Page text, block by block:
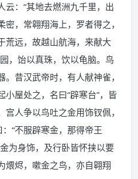
云：“其地去燃洲九千里，出
，常翱翔海上，罗者得之，
荒远，故越山航海，来献大
，饴以真珠，饮以龟脑。鸟
昔汉武帝时，有人献神雀，
屋处之，名曰“辟寒台”，皆
人争以鸟吐之金用饰钗佩，
“不服辟寒金，那得帝王
为身饰，及行卧皆怀挟以要
煨烬，嗽金之鸟，亦自翱翔